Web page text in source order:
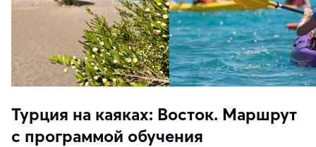
Турция на каяках: Восток. Маршрут
с программой обучения